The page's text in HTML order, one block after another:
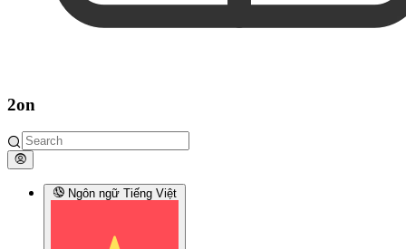
2on
Ngôn ngữ Tiếng Việt